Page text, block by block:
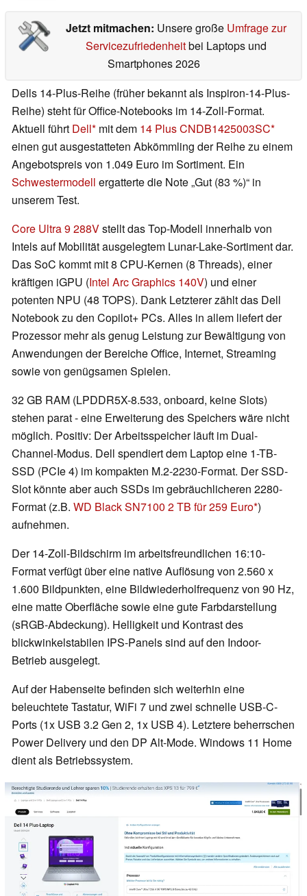
Jetzt mitmachen: Unsere große Umfrage zur
Servicezufriedenheitbei Laptops und
Smartphones 2026
Dells 14-Plus-Reihe (früher bekannt als Inspiron-14-Plus-
Reihe) steht für Office-Notebooks im 14-Zoll-Format.
Aktuell führt Dell mit dem 14 Plus CNDB1425003SC
einen gut ausgestatteten Abkömmling der Reihe zu einem
Angebotspreis von 1.049 Euro im Sortiment. Ein
Schwestermodell ergatterte die Note „Gut (83 %)“ in
unserem Test.
Core Ultra 9 288Vstellt das Top-Modell innerhalb von
Intels auf Mobilität ausgelegtem Lunar-Lake-Sortiment dar.
Das SoC kommt mit 8 CPU-Kernen (8 Threads), einer
kräftigen iGPU (Intel Arc Graphics 140V) und einer
potenten NPU (48 TOPS). Dank Letzterer zählt das Dell
Notebook zu den Copilot+ PCs. Alles in allem liefert der
Prozessor mehr als genug Leistung zur Bewältigung von
Anwendungen der Bereiche Office, Internet, Streaming
sowie von genügsamen Spielen.
32 GB RAM (LPDDR5X-8.533, onboard, keine Slots)
stehen parat - eine Erweiterung des Speichers wäre nicht
möglich. Positiv: Der Arbeitsspeicher läuft im Dual-
Channel-Modus. Dell spendiert dem Laptop eine 1-TB-
SSD (PCIe 4) im kompakten M.2-2230-Format. Der SSD-
Slot könnte aber auch SSDs im gebräuchlicheren 2280-
Format (z.B. WD Black SN7100 2 TB für 259 Euro )
aufnehmen.
Der 14-Zoll-Bildschirm im arbeitsfreundlichen 16:10-
Format verfügt über eine native Auflösung von 2.560 x
1.600 Bildpunkten, eine Bildwiederholfrequenz von 90 Hz,
eine matte Oberfläche sowie eine gute Farbdarstellung
(sRGB-Abdeckung). Helligkeit und Kontrast des
blickwinkelstabilen IPS-Panels sind auf den Indoor-
Betrieb ausgelegt.
Auf der Habenseite befinden sich weiterhin eine
beleuchtete Tastatur, WiFi 7 und zwei schnelle USB-C-
Ports (1x USB 3.2 Gen 2, 1x USB 4). Letztere beherrschen
Power Delivery und den DP Alt-Mode. Windows 11 Home
dient als Betriebssystem.